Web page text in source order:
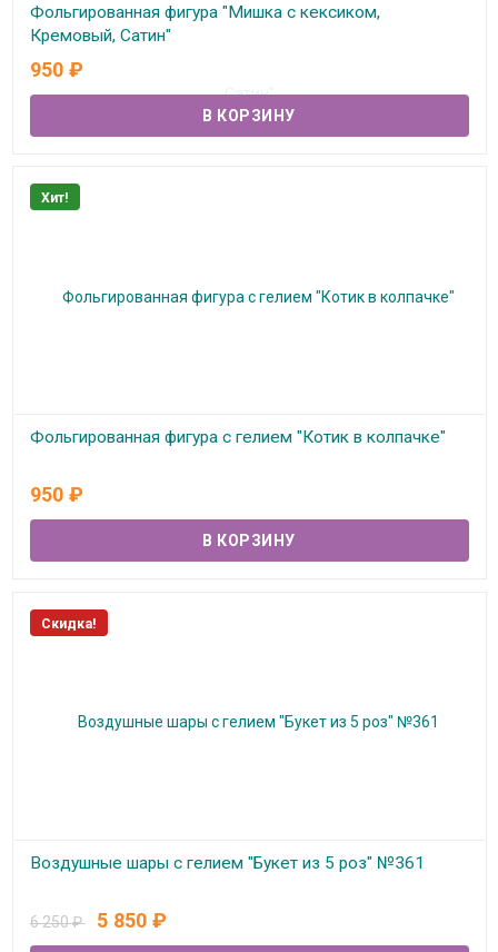
Фольгированная фигура "Мишка с кексиком,
Кремовый, Сатин"
В наличии
950 ₽
Хит!
Фольгированная фигура с гелием "Котик в колпачке"
950 ₽
Скидка!
Воздушные шары с гелием "Букет из 5 роз" №361
6 250₽ 5 850 ₽